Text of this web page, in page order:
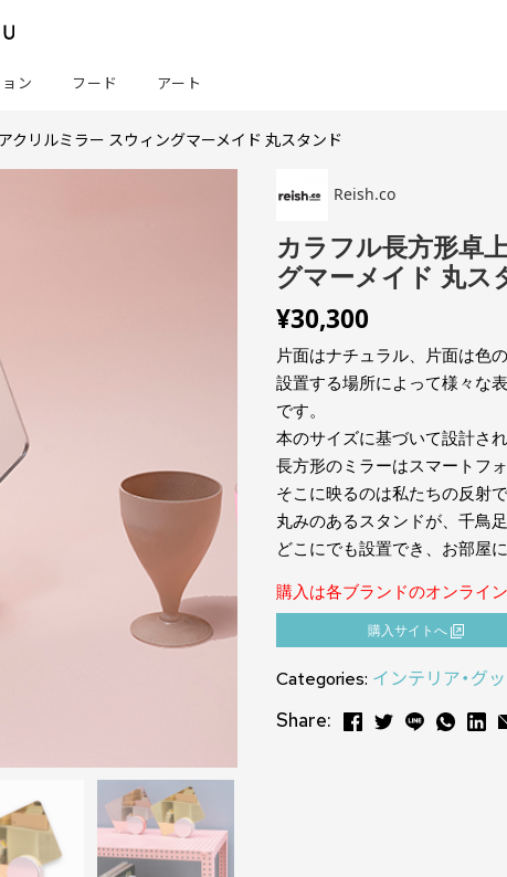
ン フード アート
クリルミラー スウィングマーメイド 丸スタンド
Reish.co
カラフル長方形卓
グマーメイド 丸ス
¥30,300
片面はナチュラル、片面は色
設置する場所によって様々な
です。
本のサイズに基づいて設計さ
長方形のミラーはスマートフ
そこに映るのは私たちの反射で
丸みのあるスタンドが、千鳥
どこにでも設置でき、お部屋
購入は各ブランドのオンライ
購⼊サイトへ
Categories: インテリア・グ
Share: